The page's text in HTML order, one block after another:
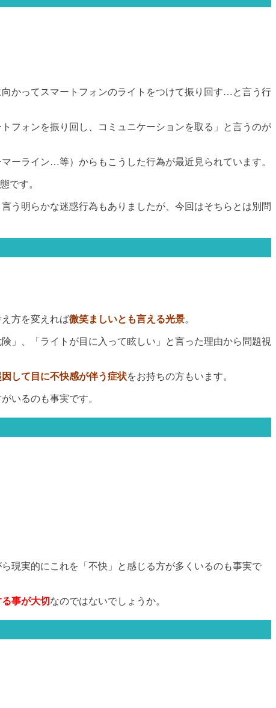
かってスマートフォンのライトをつけて振り回す…と言う行
フォンを振り回し、コミュニケーションを取る」と言うのが
ーライン…等）からもこうした行為が最近見られています。
です。
う明らかな迷惑行為もありましたが、今回はそちらとは別問
方を変えれば微笑ましいとも言える光景。
」、「ライトが目に入って眩しい」と言った理由から問題視
して目に不快感が伴う症状をお持ちの方もいます。
いるのも事実です。
現実的にこれを「不快」と感じる方が多くいるのも事実で
事が大切なのではないでしょうか。